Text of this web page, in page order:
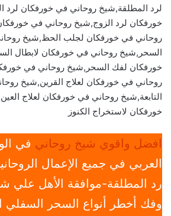
لرد المطلقة,شيخ روحاني في خورفكان لرد
خورفكان لرد الزوج,شيخ روحاني في
روحاني في خورفكان لجلب الحظ,شيخ
السحر,شيخ روحاني في خورفكان لابطال
خورفكان لفك السحر,شيخ روحاني في
روحاني في خورفكان لعلاج القرين,شيخ
التابعة,شيخ روحاني في خورفكان لعلاج
خورفكان لاستخراج الكنوز
افضل واقوي شيخ روحاني في
العربي في جميع الإعمال
رد المطلقة-موافقة الأهل علي
وفك أخطر أنواع السحر السفلي